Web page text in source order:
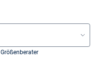
Größenberater